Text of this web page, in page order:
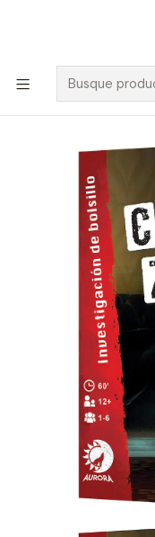
🚀 ¡Despachamos a todo
$100.000 y a RM sobre
Inicio
Crime Zoom